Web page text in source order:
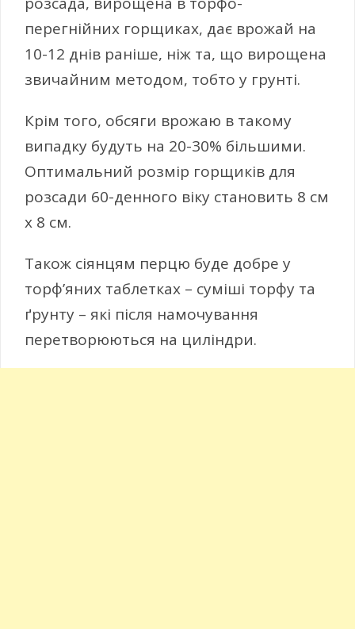
перегнійних горщиках, дає врожай на
10-12 днів раніше, ніж та, що вирощена
звичайним методом, тобто у грунті.
Крім того, обсяги врожаю в такому
випадку будуть на 20-30% більшими.
Оптимальний розмір горщиків для
розсади 60-денного віку становить 8 см
х 8 см.
Також сіянцям перцю буде добре у
торф’яних таблетках – суміші торфу та
ґрунту – які після намочування
перетворюються на циліндри.